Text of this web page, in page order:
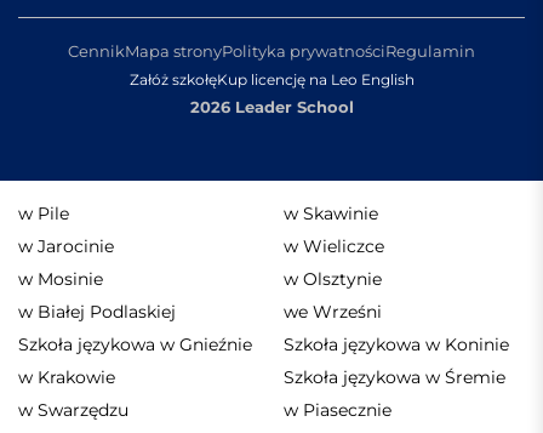
2026 Leader School
Załóż szkołęKup licencję na Leo English
CennikMapa stronyPolityka prywatnościRegulamin
w Pile
w Skawinie
w Jarocinie
w Wieliczce
w Mosinie
w Olsztynie
w Białej Podlaskiej
we Wrześni
Szkoła językowa w Gnieźnie
Szkoła językowa w Koninie
w Krakowie
Szkoła językowa w Śremie
w Swarzędzu
w Piasecznie